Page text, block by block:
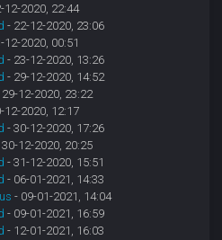
12-2020, 22:44
- 22-12-2020, 23:06
12-2020, 00:51
- 23-12-2020, 13:26
- 29-12-2020, 14:52
29-12-2020, 23:22
12-2020, 12:17
- 30-12-2020, 17:26
30-12-2020, 20:25
- 31-12-2020, 15:51
- 06-01-2021, 14:33
- 09-01-2021, 14:04
- 09-01-2021, 16:59
- 12-01-2021, 16:03